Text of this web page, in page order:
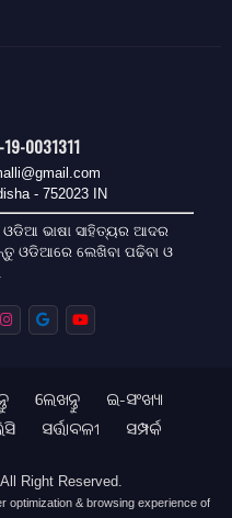
19-0031311
- 752023 IN
ଓଡିଆ ଭାଷା ସାହିତ୍ୟର ଆଦର
ଓଡିଆରେ ଲେଖିବା ପଢିବା ଓ
Right Reserved.
optimization & browsing experience of
ଲେଖନ୍ତୁ
ଇ-ସଂଖ୍ୟା
ସର୍ତ୍ତାବଳୀ ସମ୍ପର୍କ